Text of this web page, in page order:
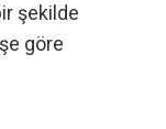
şekilde
göre